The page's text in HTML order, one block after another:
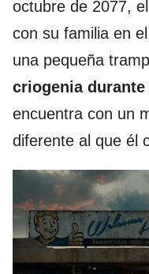
octubre de 2077,
con su familia en
una pequeña
criogenia durante
encuentra con un
diferente al que él